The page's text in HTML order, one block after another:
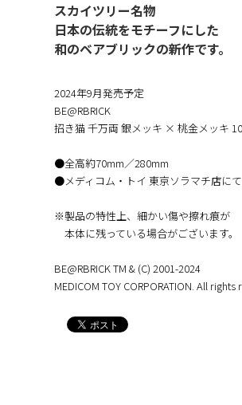
スカイツリー名物
日本の伝統をモチーフにした
和のベアブリックの新作です。
2024年9月発売予定
BE@RBRICK
招き猫 千万両 銀メッキ × 桃金メッキ
●全高約70mm／280mm
●メディコム・トイ 東京ソラマチ店にて
※製品の特性上、細かい傷や擦れ痕が
本体に残っている場合がございます。
BE@RBRICK TM & (C) 2001-2024
MEDICOM TOY CORPORATION. All rights